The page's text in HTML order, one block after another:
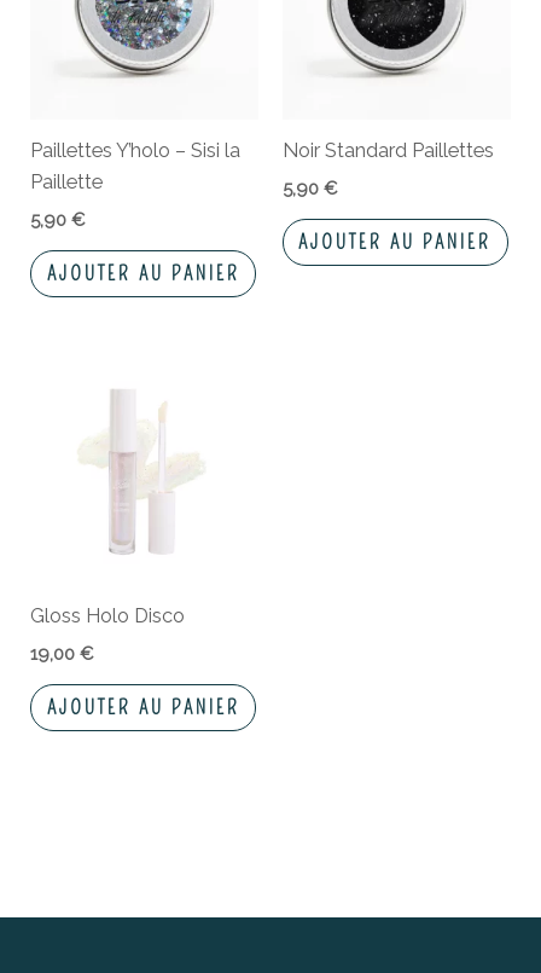
Paillettes Y’holo – Sisi la
Paillette
5,90€
AJOUTER AU PANIER
Noir Standard Paillettes
5,90 €
AJOUTER AU PANIER
Gloss Holo Disco
19,00€
AJOUTER AU PANIER